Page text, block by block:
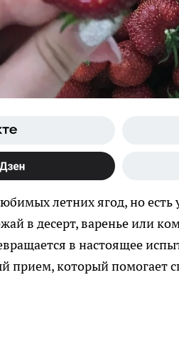
летних ягод, но есть
в десерт, варенье или
в настоящее
прием, который помогает